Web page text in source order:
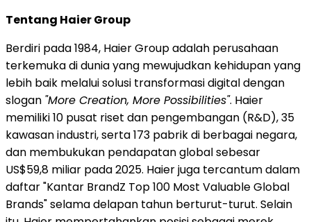
Tentang Haier Group
Berdiri pada 1984, Haier Group adalah perusahaan
terkemuka di dunia yang mewujudkan kehidupan yang
lebih baik melalui solusi transformasi digital dengan
slogan "More Creation, More Possibilities". Haier
memiliki 10 pusat riset dan pengembangan (R&D), 35
kawasan industri, serta 173 pabrik di berbagai negara,
dan membukukan pendapatan global sebesar
US$59,8 miliar pada 2025. Haier juga tercantum dalam
daftar "Kantar BrandZ Top 100 Most Valuable Global
Brands" selama delapan tahun berturut-turut. Selain